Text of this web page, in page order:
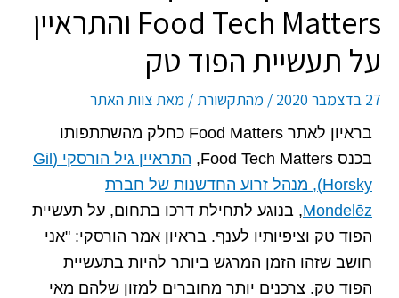
Food Tech Matters והתראיין
על תעשיית הפוד טק
27 בדצמבר 2020 / מהתקשורת / מאת צוות האתר
בראיון לאתר Food Matters כחלק מהשתתפותו
בכנס Food Tech Matters,
התראיין גיל הורסקי (Gil
Horsky), מנהל זרוע החדשנות של חברת
Mondelēz, בנוגע לתחילת דרכו בתחום, על תעשיית
הפוד טק וציפיותיו לענף. בראיון אמר הורסקי: "אני
חושב שזהו הזמן המרגש ביותר להיות בתעשיית
הפוד טק. צרכנים יותר מחוברים למזון שלהם מאי